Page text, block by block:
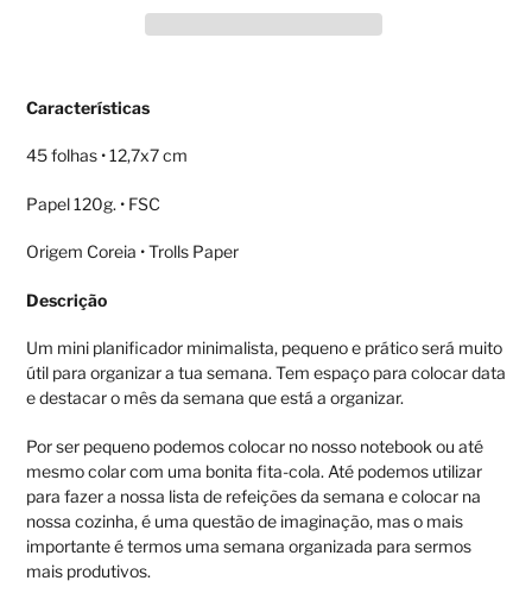
produto
ao
carrinho
Características
45 folhas • 12,7x7 cm
Papel 120g. • FSC
Origem Coreia • Trolls Paper
Descrição
Um mini planificador minimalista, pequeno e prático será muito
útil para organizar a tua semana. Tem espaço para colocar data
e destacar o mês da semana que está a organizar.
Por ser pequeno podemos colocar no nosso notebook ou até
mesmo colar com uma bonita fita-cola. Até podemos utilizar
para fazer a nossa lista de refeições da semana e colocar na
nossa cozinha, é uma questão de imaginação, mas o mais
importante é termos uma semana organizada para sermos
mais produtivos.